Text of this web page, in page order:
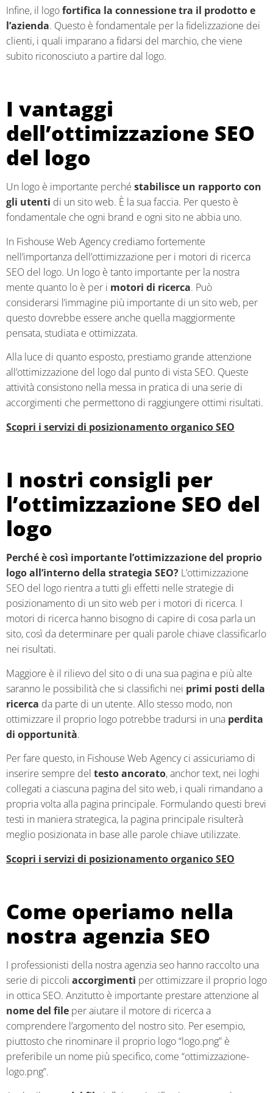
Infine, il logofortifica la connessione tra il prodotto e
l’azienda. Questo è fondamentale per la fidelizzazione dei
clienti, i quali imparano a fidarsi del marchio, che viene
subito riconosciuto a partire dal logo.
I vantaggi
dell’ottimizzazione SEO
del logo
Un logo è importante perché stabilisce un rapporto con
gli utenti di un sito web. È la sua faccia. Per questo è
fondamentale che ogni brand e ogni sito ne abbia uno.
In Fishouse Web Agency crediamo fortemente
nell’importanza dell’ottimizzazione per i motori di ricerca
SEO del logo. Un logo è tanto importante per la nostra
mente quanto lo è per i motori di ricerca. Può
considerarsi l’immagine più importante di un sito web, per
questo dovrebbe essere anche quella maggiormente
pensata, studiata e ottimizzata.
Alla luce di quanto esposto, prestiamo grande attenzione
all’ottimizzazione del logo dal punto di vista SEO. Queste
attività consistono nella messa in pratica di una serie di
accorgimenti che permettono di raggiungere ottimi risultati.
Scopri i servizi di posizionamento organico SEO
I nostri consigli per
l’ottimizzazione SEO del
logo
Perché è così importante l’ottimizzazione del proprio
logo all’interno della strategia SEO? L’ottimizzazione
SEO del logo rientra a tutti gli effetti nelle strategie di
posizionamento di un sito web per i motori di ricerca. I
motori di ricerca hanno bisogno di capire di cosa parla un
sito, così da determinare per quali parole chiave classificarlo
nei risultati.
Maggiore è il rilievo del sito o di una sua pagina e più alte
saranno le possibilità che si classifichi nei primi posti della
ricerca da parte di un utente. Allo stesso modo, non
ottimizzare il proprio logo potrebbe tradursi in una perdita
di opportunità.
Per fare questo, in Fishouse Web Agency ci assicuriamo di
inserire sempre del testo ancorato, anchor text, nei loghi
collegati a ciascuna pagina del sito web, i quali rimandano a
propria volta alla pagina principale. Formulando questi brevi
testi in maniera strategica, la pagina principale risulterà
meglio posizionata in base alle parole chiave utilizzate.
Scopri i servizi di posizionamento organico SEO
Come operiamo nella
nostra agenzia SEO
I professionisti della nostra agenzia seo hanno raccolto una
serie di piccoli accorgimenti per ottimizzare il proprio logo
in ottica SEO. Anzitutto è importante prestare attenzione al
nome del file per aiutare il motore di ricerca a
comprendere l’argomento del nostro sito. Per esempio,
piuttosto che rinominare il proprio logo “logo.png” è
preferibile un nome più specifico, come “ottimizzazione-
logo.png”.